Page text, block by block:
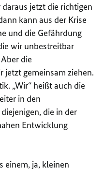
jetzt die richtigen
kann aus der Krise
und die Gefährdung
wir unbestreitbar
die
jetzt gemeinsam ziehen.
„Wir“ heißt auch die
in den
die in der
Entwicklung
einem, ja, kleinen